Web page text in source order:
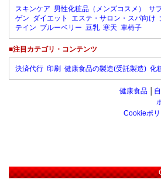
スキンケア 男性化粧品（メンズコスメ） サ
ゲン ダイエット エステ・サロン・スパ向け
テイン ブルーベリー 豆乳 寒天 車椅子
■注目カテゴリ・コンテンツ
決済代行 印刷 健康食品の製造(受託製造) 化
健康食品
Cookieポ